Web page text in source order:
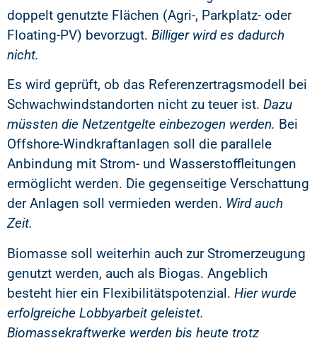
doppelt genutzte Flächen (Agri-, Parkplatz- oder
Floating-PV) bevorzugt. Billiger wird es dadurch
nicht.
Es wird geprüft, ob das Referenzertragsmodell bei
Schwachwindstandorten nicht zu teuer ist. Dazu
müssten die Netzentgelte einbezogen werden. Bei
Offshore-Windkraftanlagen soll die parallele
Anbindung mit Strom- und Wasserstoffleitungen
ermöglicht werden. Die gegenseitige Verschattung
der Anlagen soll vermieden werden. Wird auch
Zeit.
Biomasse soll weiterhin auch zur Stromerzeugung
genutzt werden, auch als Biogas. Angeblich
besteht hier ein Flexibilitätspotenzial. Hier wurde
erfolgreiche Lobbyarbeit geleistet.
Biomassekraftwerke werden bis heute trotz